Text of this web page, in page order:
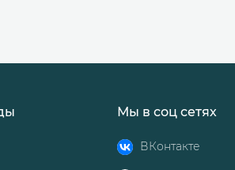
Мы в соц сетях
ВКонтакте